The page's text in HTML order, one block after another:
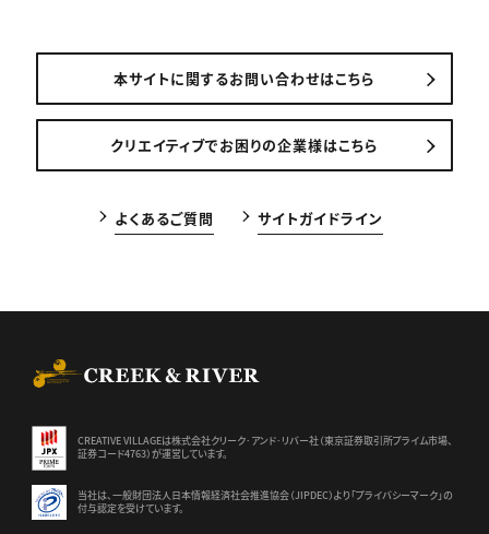
本サイトに関するお問い合わせはこちら
クリエイティブでお困りの企業様はこちら
よくあるご質問 サイトガイドライン
CREATIVE VILLAGEは株式会社クリーク･アンド･リバー社（東京証券取引所プライム市場、
証券コード4763）が運営しています。
当社は、一般財団法人日本情報経済社会推進協会（JIPDEC）より 「プライバシーマーク」の
付与認定を受けています。